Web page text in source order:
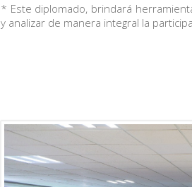
* Este diplomado, brindará
y analizar de manera integral la